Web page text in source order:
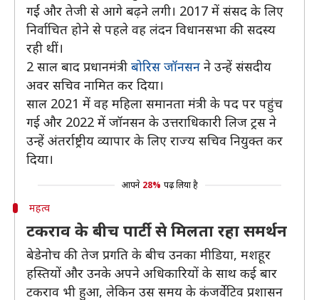
गईं और तेजी से आगे बढ़ने लगी। 2017 में संसद के लिए
निर्वाचित होने से पहले वह लंदन विधानसभा की सदस्य
रही थीं।
2 साल बाद प्रधानमंत्री बोरिस जॉनसन ने उन्हें संसदीय
अवर सचिव नामित कर दिया।
साल 2021 में वह महिला समानता मंत्री के पद पर पहुंच
गई और 2022 में जॉनसन के उत्तराधिकारी लिज ट्रस ने
उन्हें अंतर्राष्ट्रीय व्यापार के लिए राज्य सचिव नियुक्त कर
दिया।
आपने 28% पढ़ लिया है
महत्व
टकराव के बीच पार्टी से मिलता रहा समर्थन
बेडेनोच की तेज प्रगति के बीच उनका मीडिया, मशहूर
हस्तियों और उनके अपने अधिकारियों के साथ कई बार
टकराव भी हुआ, लेकिन उस समय के कंजर्वेटिव प्रशासन